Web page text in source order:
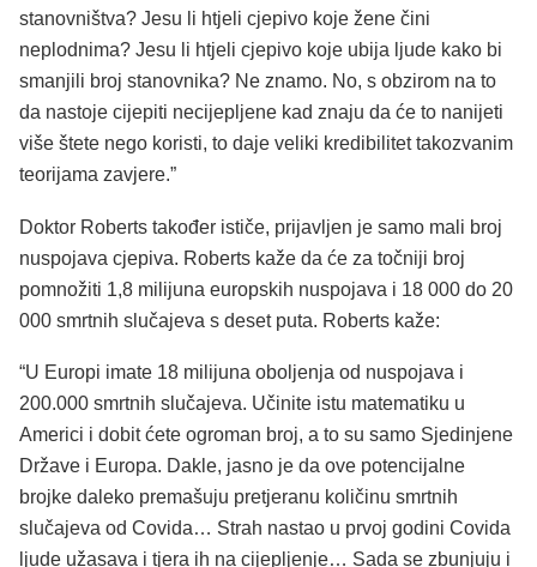
stanovništva? Jesu li htjeli cjepivo koje žene čini
neplodnima? Jesu li htjeli cjepivo koje ubija ljude kako bi
smanjili broj stanovnika? Ne znamo. No, s obzirom na to
da nastoje cijepiti necijepljene kad znaju da će to nanijeti
više štete nego koristi, to daje veliki kredibilitet takozvanim
teorijama zavjere.”
Doktor Roberts također ističe, prijavljen je samo mali broj
nuspojava cjepiva. Roberts kaže da će za točniji broj
pomnožiti 1,8 milijuna europskih nuspojava i 18 000 do 20
000 smrtnih slučajeva s deset puta. Roberts kaže:
“U Europi imate 18 milijuna oboljenja od nuspojava i
200.000 smrtnih slučajeva. Učinite istu matematiku u
Americi i dobit ćete ogroman broj, a to su samo Sjedinjene
Države i Europa. Dakle, jasno je da ove potencijalne
brojke daleko premašuju pretjeranu količinu smrtnih
slučajeva od Covida… Strah nastao u prvoj godini Covida
ljude užasava i tjera ih na cijepljenje… Sada se zbunjuju i